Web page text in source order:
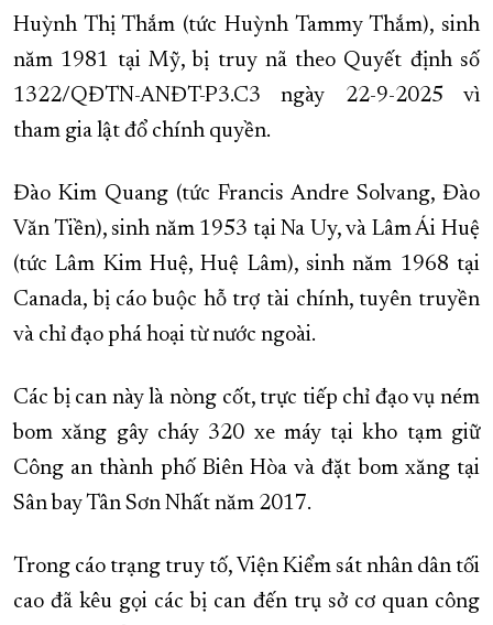
Huỳnh Thị Thắm (tức Huỳnh Tammy Thắm), sinh
năm 1981 tại Mỹ, bị truy nã theo Quyết định số
1322/QĐTN-ANĐT-P3.C3 ngày 22-9-2025 vì
tham gia lật đổ chính quyền.
Đào Kim Quang (tức Francis Andre Solvang, Đào
Văn Tiền), sinh năm 1953 tại Na Uy, và Lâm Ái Huệ
(tức Lâm Kim Huệ, Huệ Lâm), sinh năm 1968 tại
Canada, bị cáo buộc hỗ trợ tài chính, tuyên truyền
và chỉ đạo phá hoại từ nước ngoài.
Các bị can này là nòng cốt, trực tiếp chỉ đạo vụ ném
bom xăng gây cháy 320 xe máy tại kho tạm giữ
Công an thành phố Biên Hòa và đặt bom xăng tại
Sân bay Tân Sơn Nhất năm 2017.
Trong cáo trạng truy tố, Viện Kiểm sát nhân dân tối
cao đã kêu gọi các bị can đến trụ sở cơ quan công